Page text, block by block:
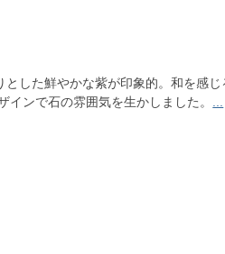
とした鮮やかな紫が印象的。和を感じ
インで石の雰囲気を生かしました。